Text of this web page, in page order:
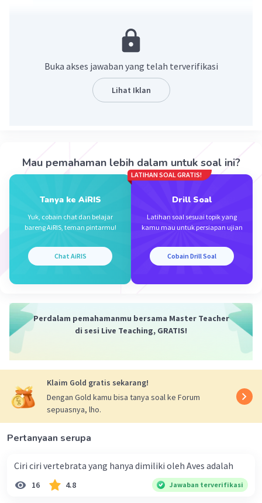
terpaut pada kromosom kelamin X. Karena laki-laki
hanya memiliki satu kromosom kelamin X, maka
penyakit buta warna paling sering ditemukan pada laki-
laki dibandingkan pada perempuan.
Beri Rating· 0) Balas
Buka akses jawaban yang telah terverifikasi
Lihat Iklan
Mau pemahaman lebih dalam untuk soal ini?
Tanya ke AiRIS
Yuk, cobain chat dan belajar
bareng AiRIS, teman pintarmu!
Chat AiRIS
LATIHAN SOAL GRATIS!
Drill Soal
Latihan soal sesuai topik yang
kamu mau untuk persiapan ujian
Cobain Drill Soal
Perdalam pemahamanmu bersama Master Teacher
di sesi Live Teaching, GRATIS!
Klaim Gold gratis sekarang!
Dengan Gold kamu bisa tanya soal ke Forum
sepuasnya, lho.
Pertanyaan serupa
Ciri ciri vertebrata yang hanya dimiliki oleh Aves adalah
16 4.8 Jawaban terverifikasi